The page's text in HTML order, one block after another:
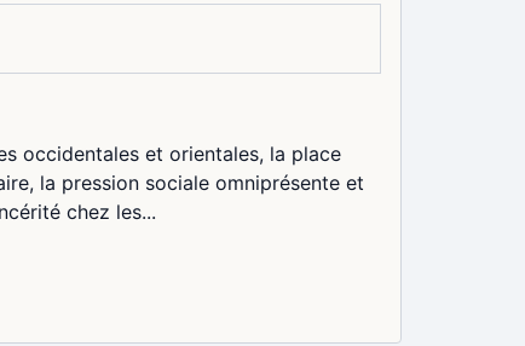
occidentales et orientales, la place
la pression sociale omniprésente et
chez les...